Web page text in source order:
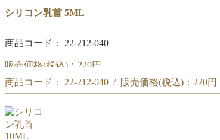
シリコン乳首 5ML
商品コード： 22-212-040
販売価格(税込)： 220円
シリコン乳首 5ML
商品コード： 22-212-040 / 販売価格(税込)： 220円
シリコン乳首 5ML